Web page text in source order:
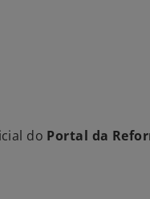
do Portal da